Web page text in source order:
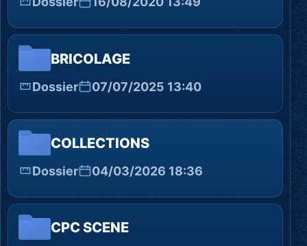
BRICOLAGE
Dossier 07/07/2025 13:40
COLLECTIONS
Dossier 04/03/2026 18:36
CPC SCENE